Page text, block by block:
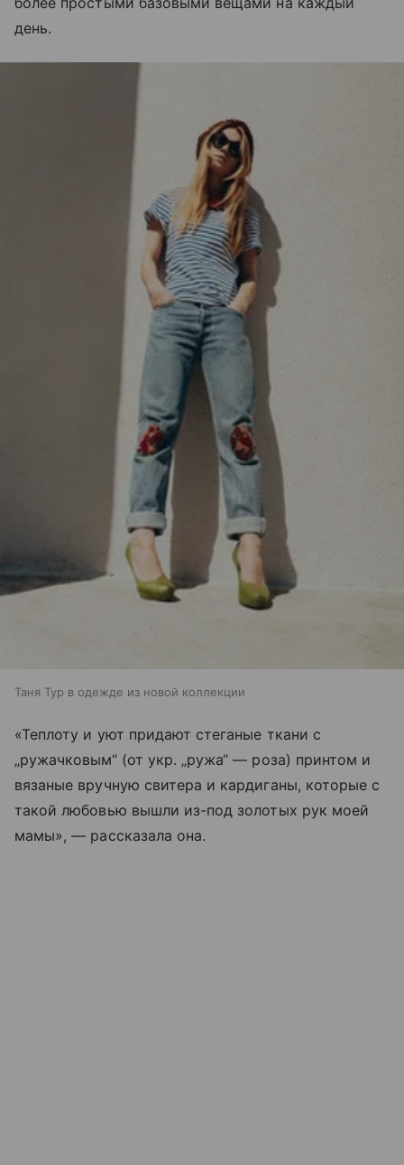
день.
Таня Тур в одежде из новой коллекции
«Теплоту и уют придают стеганые ткани с
„ружачковым“ (от укр. „ружа“ — роза) принтом и
вязаные вручную свитера и кардиганы, которые с
такой любовью вышли из-под золотых рук моей
мамы», — рассказала она.